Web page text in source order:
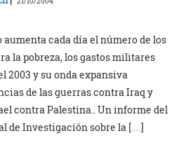
cada día el número de los
la pobreza, los gastos militares
2003 y su onda expansiva
de las guerras contra Iraq y
contra Palestina.. Un informe del
de Investigación sobre la […]